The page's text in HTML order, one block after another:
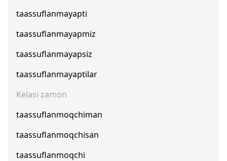
taassuflanmayapti
taassuflanmayapmiz
taassuflanmayapsiz
taassuflanmayaptilar
Kelasi zamon
taassuflanmoqchiman
taassuflanmoqchisan
taassuflanmoqchi